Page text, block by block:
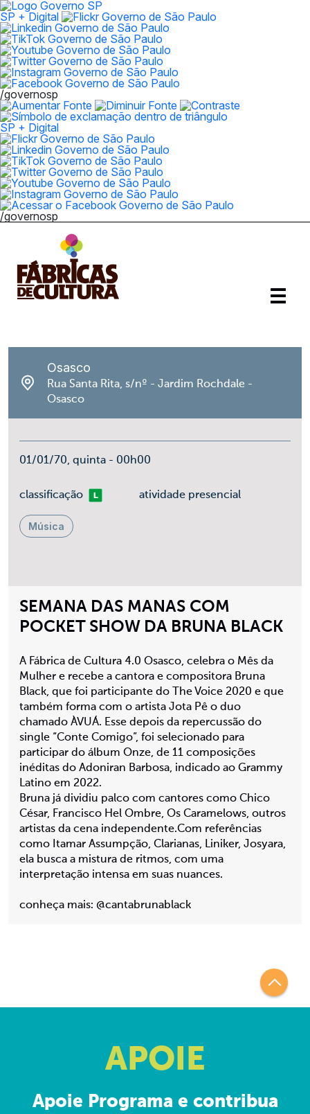
SP + Digital
/governosp
SP + Digital
/governosp
SEMANA DAS MANAS COM
POCKET SHOW DA BRUNA BLACK
A Fábrica de Cultura 4.0 Osasco, celebra o Mês da
Mulher e recebe a cantora e compositora Bruna
Black, que foi participante do The Voice 2020 e que
também forma com o artista Jota Pê o duo
chamado ÀVUÁ. Esse depois da repercussão do
single “Conte Comigo”, foi selecionado para
participar do álbum Onze, de 11 composições
inéditas do Adoniran Barbosa, indicado ao Grammy
Latino em 2022.
Bruna já dividiu palco com cantores como Chico
César, Francisco Hel Ombre, Os Caramelows, outros
artistas da cena independente.Com referências
como Itamar Assumpção, Clarianas, Liniker, Josyara,
ela busca a mistura de ritmos, com uma
interpretação intensa em suas nuances.
conheça mais: @cantabrunablack
Osasco
Rua Santa Rita, s/nº - Jardim Rochdale -
Osasco
01/01/70, quinta - 00h00
classificaçãoLivre atividade presencial
Música
APOIE
Apoie Programa e contribua